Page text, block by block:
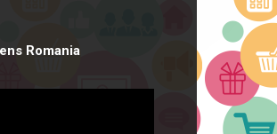
Romania